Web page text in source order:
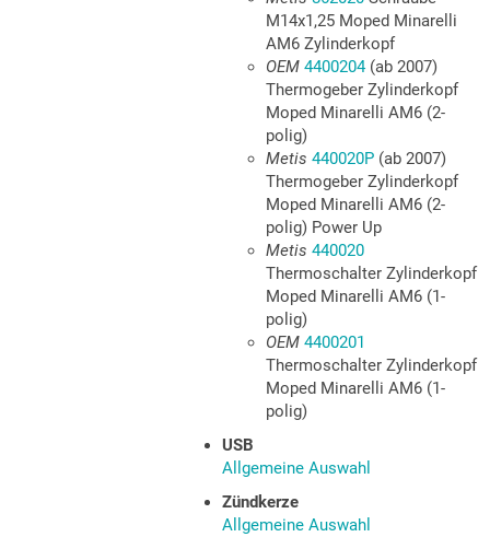
M14x1,25 Moped Minarelli
AM6 Zylinderkopf
OEM 4400204(ab 2007)
Thermogeber Zylinderkopf
Moped Minarelli AM6 (2-
polig)
Metis 440020P(ab 2007)
Thermogeber Zylinderkopf
Moped Minarelli AM6 (2-
polig) Power Up
Metis 440020
Thermoschalter Zylinderkopf
Moped Minarelli AM6 (1-
polig)
OEM 4400201
Thermoschalter Zylinderkopf
Moped Minarelli AM6 (1-
polig)
USB
Allgemeine Auswahl
Zündkerze
Allgemeine Auswahl